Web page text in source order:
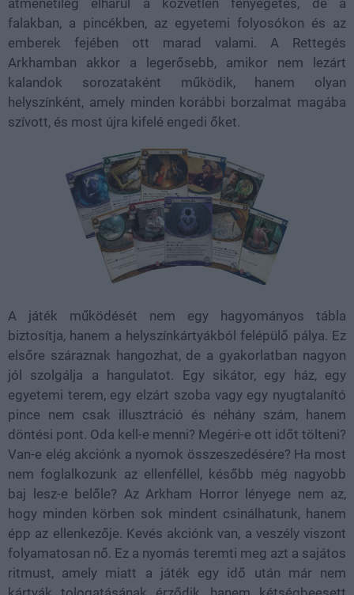
falakban, a pincékben, az egyetemi folyosókon és az
emberek fejében ott marad valami. A Rettegés
Arkhamban akkor a legerősebb, amikor nem lezárt
kalandok sorozataként működik, hanem olyan
helyszínként, amely minden korábbi borzalmat magába
szívott, és most újra kifelé engedi őket.
A játék működését nem egy hagyományos tábla
biztosítja, hanem a helyszínkártyákból felépülő pálya. Ez
elsőre száraznak hangozhat, de a gyakorlatban nagyon
jól szolgálja a hangulatot. Egy sikátor, egy ház, egy
egyetemi terem, egy elzárt szoba vagy egy nyugtalanító
pince nem csak illusztráció és néhány szám, hanem
döntési pont. Oda kell-e menni? Megéri-e ott időt tölteni?
Van-e elég akciónk a nyomok összeszedésére? Ha most
nem foglalkozunk az ellenféllel, később még nagyobb
baj lesz-e belőle? Az Arkham Horror lényege nem az,
hogy minden körben sok mindent csinálhatunk, hanem
épp az ellenkezője. Kevés akciónk van, a veszély viszont
folyamatosan nő. Ez a nyomás teremti meg azt a sajátos
ritmust, amely miatt a játék egy idő után már nem